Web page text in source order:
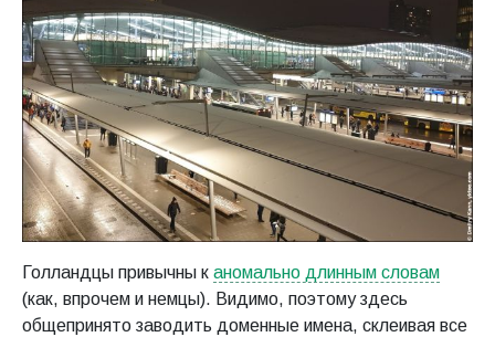
Голландцы привычны к аномально длинным словам
(как, впрочем и немцы). Видимо, поэтому здесь
общепринято заводить доменные имена, склеивая все